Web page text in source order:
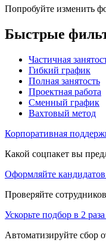
Попробуйте изменить
Быстрые
Частичная
Гибкий график
Полная занятость
Проектная работа
Сменный график
Вахтовый метод
Корпоративная
Какой соцпакет вы
Оформляйте
Проверяйте
Ускорьте подбор в 2
Автоматизируйте сбор